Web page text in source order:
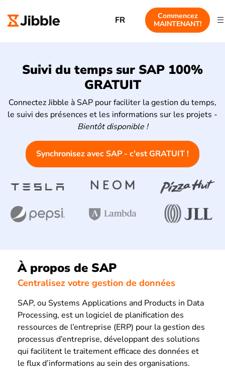
FR
Commencez
MAINTENANT!
Suivi du temps sur SAP 100%
GRATUIT
Connectez Jibble à SAP pour faciliter la gestion du temps,
le suivi des présences et les informations sur les projets -
Bientôt disponible !
Synchronisez avec SAP - c'est GRATUIT !
À propos de SAP
Centralisez votre gestion de données
SAP, ou Systems Applications and Products in Data
Processing, est un logiciel de planification des
ressources de l’entreprise (ERP) pour la gestion des
processus d’entreprise, développant des solutions
qui facilitent le traitement efficace des données et
le flux d’informations au sein des organisations.